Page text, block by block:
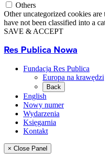
Others
Other uncategorized cookies are
have not been classified into a
SAVE & ACCEPT
Res Publica Nowa
Fundacja Res Publica
Europa na krawędzi
Back
English
Nowy numer
Wydarzenia
Księgarnia
Kontakt
× Close Panel